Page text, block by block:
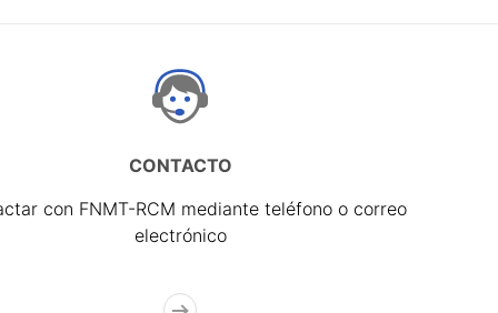
CONTACTO
con FNMT-RCM mediante teléfono o correo
electrónico